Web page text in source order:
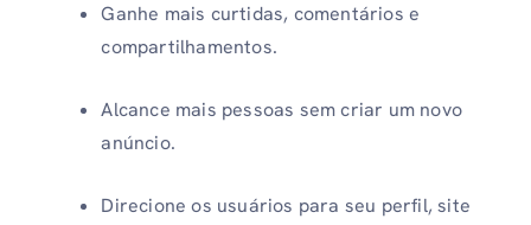
Ganhe mais curtidas, comentários e
compartilhamentos.
Alcance mais pessoas sem criar um novo
anúncio.
Direcione os usuários para seu perfil, site